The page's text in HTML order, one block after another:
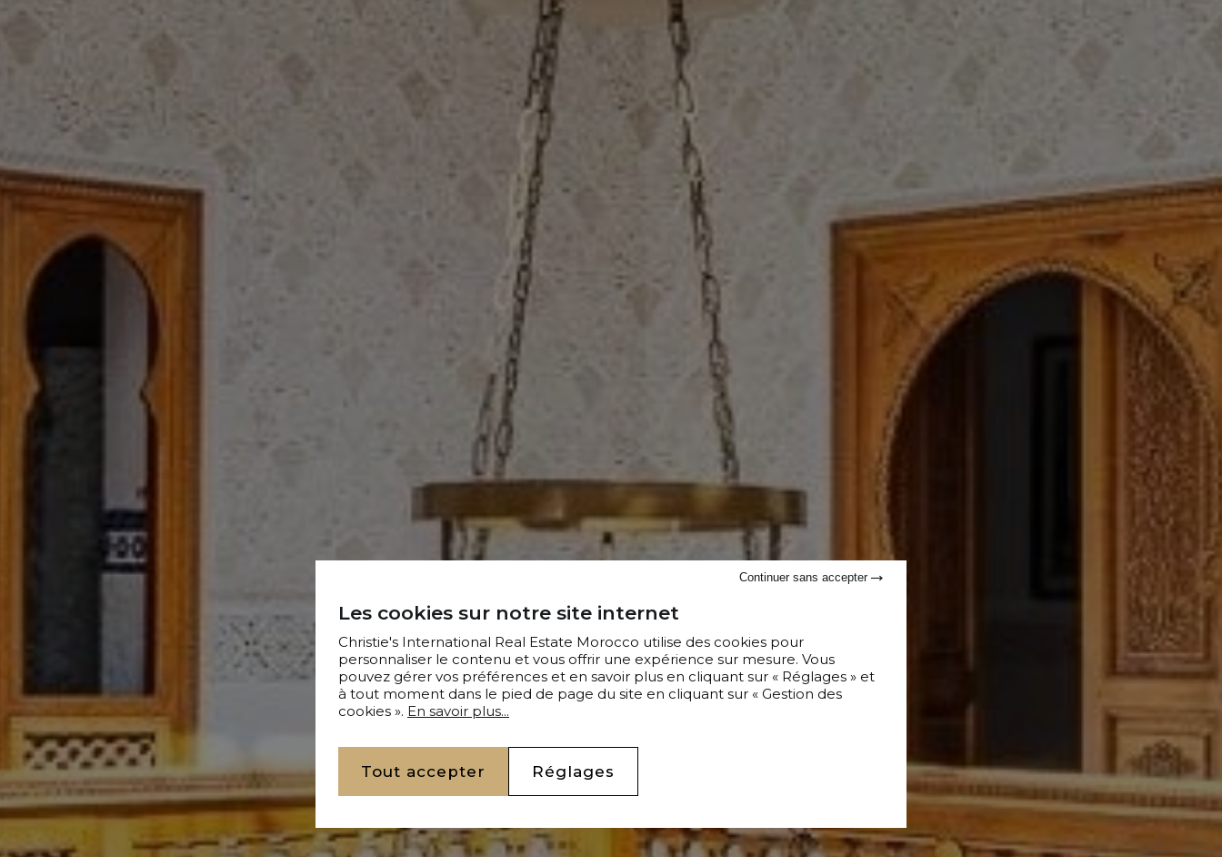
Les cookies sur notre site internet
Christie's International Real Estate Morocco utilise des cookies pour
personnaliser le contenu et vous offrir une expérience sur mesure. Vous
pouvez gérer vos préférences et en savoir plus en cliquant sur « Réglages » et
à tout moment dans le pied de page du site en cliquant sur « Gestion des
cookies ». En savoir plus...
Tout accepter Réglages
Continuer sans accepter